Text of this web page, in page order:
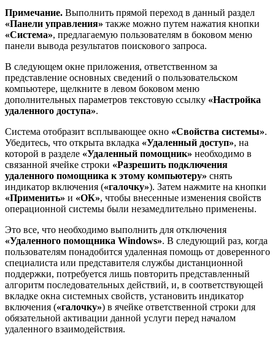
Примечание. Выполнить прямой переход в данный раздел
«Панели управления» также можно путем нажатия кнопки
«Система», предлагаемую пользователям в боковом меню
панели вывода результатов поискового запроса.
В следующем окне приложения, ответственном за
представление основных сведений о пользовательском
компьютере, щелкните в левом боковом меню
дополнительных параметров текстовую ссылку «Настройка
удаленного доступа».
Система отобразит всплывающее окно «Свойства системы».
Убедитесь, что открыта вкладка «Удаленный доступ», на
которой в разделе «Удаленный помощник» необходимо в
связанной ячейке строки «Разрешить подключения
удаленного помощника к этому компьютеру» снять
индикатор включения («галочку»). Затем нажмите на кнопки
«Применить» и «ОК», чтобы внесенные изменения свойств
операционной системы были незамедлительно применены.
Это все, что необходимо выполнить для отключения
«Удаленного помощника Windows». В следующий раз, когда
пользователям понадобится удаленная помощь от доверенного
специалиста или представителя службы дистанционной
поддержки, потребуется лишь повторить представленный
алгоритм последовательных действий, и, в соответствующей
вкладке окна системных свойств, установить индикатор
включения («галочку») в ячейке ответственной строки для
обязательной активации данной услуги перед началом
удаленного взаимодействия.